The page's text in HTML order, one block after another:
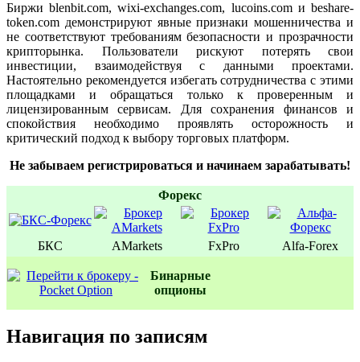
Биржи blenbit.com, wixi-exchanges.com, lucoins.com и beshare-
token.com демонстрируют явные признаки мошенничества и
не соответствуют требованиям безопасности и прозрачности
крипторынка. Пользователи рискуют потерять свои
инвестиции, взаимодействуя с данными проектами.
Настоятельно рекомендуется избегать сотрудничества с этими
площадками и обращаться только к проверенным и
лицензированным сервисам. Для сохранения финансов и
спокойствия необходимо проявлять осторожность и
критический подход к выбору торговых платформ.
Не забываем регистрироваться и начинаем зарабатывать!
Форекс
БКС AMarkets FxPro Alfa-Forex
Бинаpные
oпционы
Навигация по записям